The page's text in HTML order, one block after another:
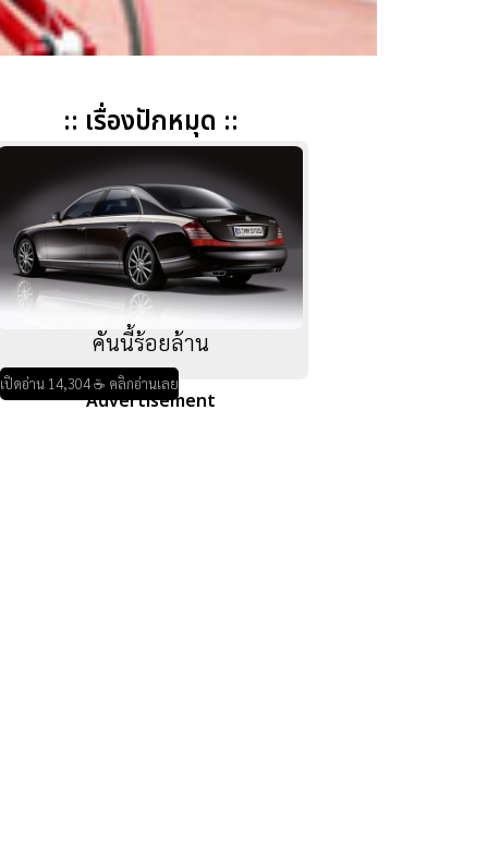
:: เรื่องปักหมุด ::
คันนี้ร้อยล้าน
เปิดอ่าน 14,304 ☕ คลิกอ่านเลย
Advertisement